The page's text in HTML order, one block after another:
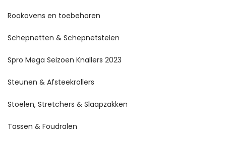
Rookovens en toebehoren
Schepnetten & Schepnetstelen
Spro Mega Seizoen Knallers 2023
Steunen & Afsteekrollers
Stoelen, Stretchers & Slaapzakken
Tassen & Foudralen